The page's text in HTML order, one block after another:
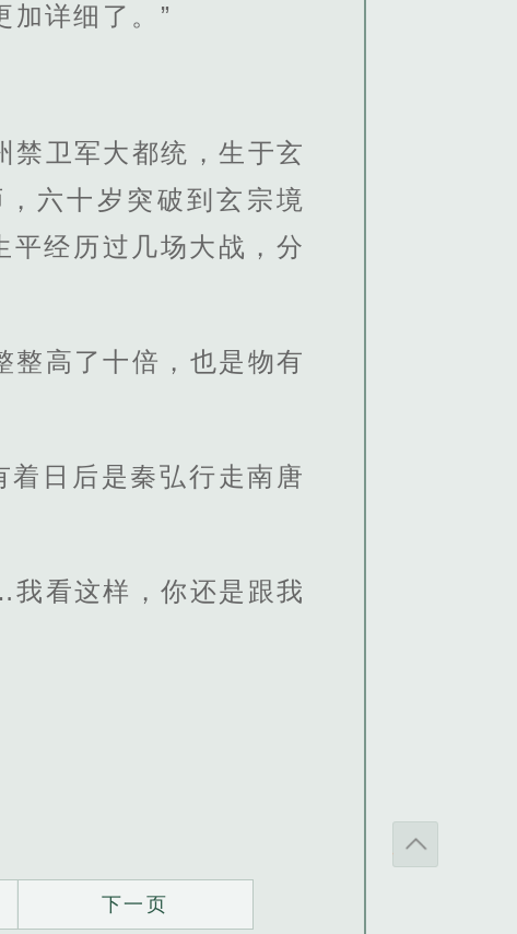
加详细了。”
禁卫军大都统，生于玄
六十岁突破到玄宗境
平经历过几场大战，分
整高了十倍，也是物有
日后是秦弘行走南唐
看这样，你还是跟我
下一页